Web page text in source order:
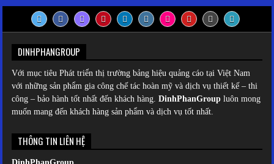
DINHPHANGROUP
Với mục tiêu Phát triển thị trường bảng hiệu quảng cáo tại Việt Nam
với những sản phẩm gia công chế tác hoàn mỹ và dịch vụ thiết kế – thi
công – bảo hành tốt nhất đến khách hàng.DinhPhanGroup luôn mong
muốn mang đến khách hàng sản phẩm và dịch vụ tốt nhất.
THÔNG TIN LIÊN HỆ